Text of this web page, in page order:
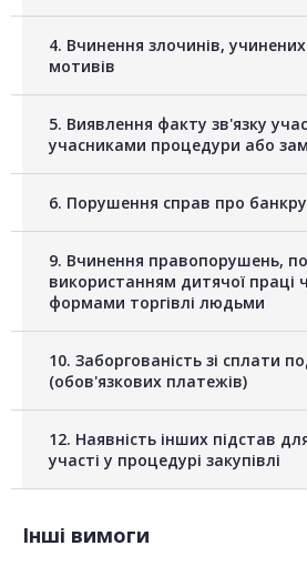
4. Вчинення злочинів,
мотивів
5. Виявлення факту зв'язку
учасниками процедури або
6. Порушення справ про
9. Вчинення правопорушень,
використанням дитячої праці
формами торгівлі людьми
10. Заборгованість зі сплати
(обов'язкових платежів)
12. Наявність інших підстав
участі у процедурі закупівлі
Інші вимоги